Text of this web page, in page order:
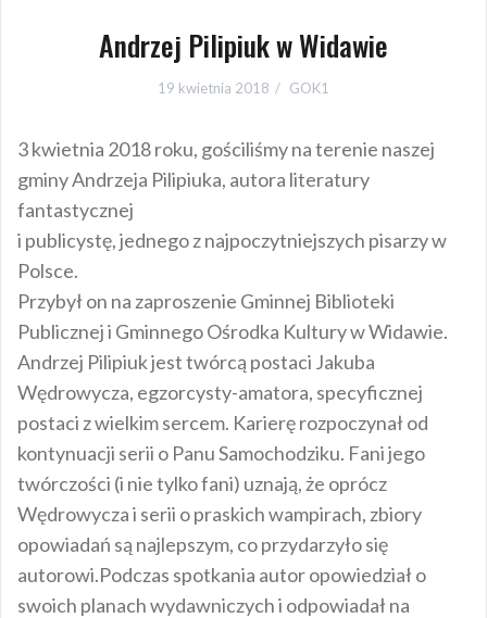
Andrzej Pilipiuk w Widawie
19 kwietnia 2018 GOK1
3 kwietnia 2018 roku, gościliśmy na terenie naszej
gminy Andrzeja Pilipiuka, autora literatury
fantastycznej
i publicystę, jednego z najpoczytniejszych pisarzyw
Polsce.
Przybył on na zaproszenie Gminnej Biblioteki
Publicznej i Gminnego Ośrodka Kultury w Widawie.
Andrzej Pilipiuk jest twórcą postaci Jakuba
Wędrowycza, egzorcysty-amatora, specyficznej
postaci z wielkim sercem. Karierę rozpoczynał od
kontynuacji serii o Panu Samochodziku. Fani jego
twórczości (i nie tylko fani) uznają, że oprócz
Wędrowycza i serii o praskich wampirach, zbiory
opowiadań są najlepszym, co przydarzyło się
autorowi.Podczas spotkania autor opowiedział o
swoich planach wydawniczych i odpowiadał na